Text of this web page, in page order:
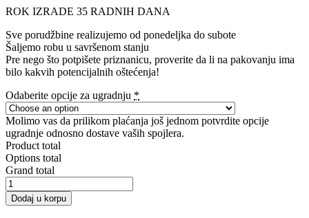
ROK IZRADE 35 RADNIH DANA
Sve porudžbine realizujemo od ponedeljka do subote
Šaljemo robu u savršenom stanju
Pre nego što potpišete priznanicu, proverite da li na pakovanju ima
bilo kakvih potencijalnih oštećenja!
Odaberite opcije za ugradnju *
Molimo vas da prilikom plaćanja još jednom potvrdite opcije
ugradnje odnosno dostave vaših spojlera.
Product total
Options total
Grand total
CENTRAL
REAR
SPLITTER
Dodaj u korpu